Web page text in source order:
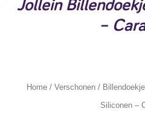
–
Home / Verschonen /
Siliconen –